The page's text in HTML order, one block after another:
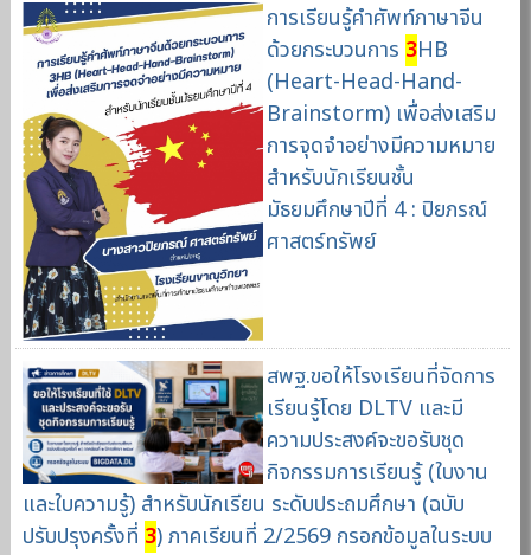
การเรียนรู้คำศัพท์ภาษาจีน
ด้วยกระบวนการ 3HB
(Heart-Head-Hand-
Brainstorm) เพื่อส่งเสริม
การจุดจำอย่างมีความหมาย
สำหรับนักเรียนชั้น
มัธยมศึกษาปีที่ 4 : ปิยภรณ์
ศาสตร์ทรัพย์
สพฐ.ขอให้โรงเรียนที่จัดการ
เรียนรู้โดย DLTV และมี
ความประสงค์จะขอรับชุด
กิจกรรมการเรียนรู้ (ใบงาน
และใบความรู้) สำหรับนักเรียน ระดับประถมศึกษา (ฉบับ
ปรับปรุงครั้งที่ 3) ภาคเรียนที่ 2/2569 กรอกข้อมูลในระบบ